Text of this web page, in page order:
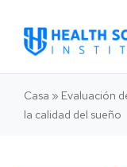
Casa » Evaluación
la calidad del sueño